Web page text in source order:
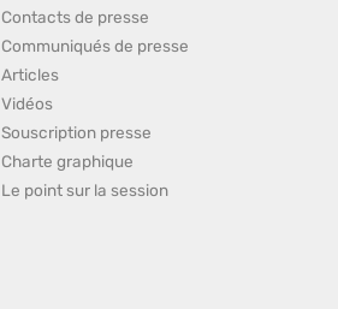
Contacts de presse
Communiqués de presse
Articles
Vidéos
Souscription presse
Charte graphique
Le point sur la session